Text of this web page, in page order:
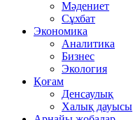
Мәдениет
Сұхбат
Экономика
Аналитика
Бизнес
Экология
Қоғам
Денсаулық
Халық дауысы